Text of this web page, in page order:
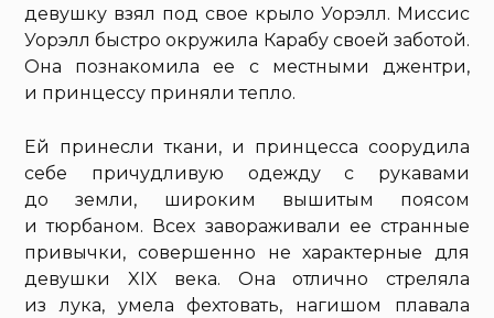
девушку взял под свое крыло Уорэлл. Миссис
Уорэлл быстро окружила Карабу своей заботой.
Она познакомила ее с местными джентри,
и принцессу приняли тепло.
Ей принесли ткани, и принцесса соорудила
себе причудливую одежду с рукавами
до земли, широким вышитым поясом
и тюрбаном. Всех завораживали ее странные
привычки, совершенно не характерные для
девушки XIX века. Она отлично стреляла
из лука, умела фехтовать, нагишом плавала